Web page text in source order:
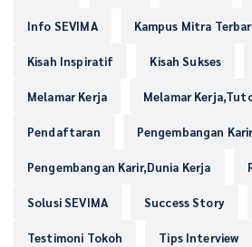
Info SEVIMA Kampus Mitra
Kisah Inspiratif Kisah Sukses
Melamar Kerja Melamar
Pendaftaran Pengembangan
Pengembangan Karir,Dunia Kerja
Solusi SEVIMA Success Story
Testimoni Tokoh Tips Interview